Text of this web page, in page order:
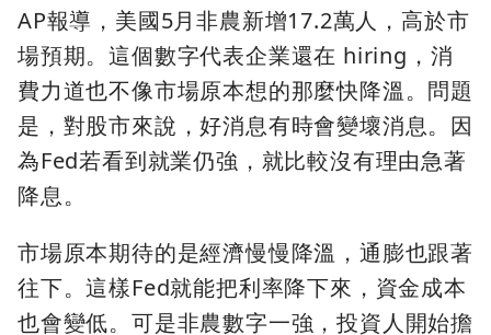
AP報導，美國5月非農新增17.2萬人，高於市
場預期。這個數字代表企業還在 hiring，消
費力道也不像市場原本想的那麼快降溫。問題
是，對股市來說，好消息有時會變壞消息。因
為Fed若看到就業仍強，就比較沒有理由急著
降息。
市場原本期待的是經濟慢慢降溫，通膨也跟著
往下。這樣Fed就能把利率降下來，資金成本
也會變低。可是非農數字一強，投資人開始擔